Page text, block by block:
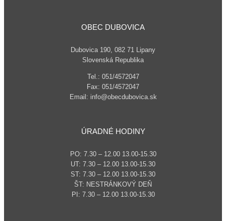
OBEC DUBOVICA
Dubovica 190, 082 71 Lipany
Slovenská Republika
Tel.: 051/4572047
Fax: 051/4572047
Email: info@obecdubovica.sk
ÚRADNÉ HODINY
PO: 7.30 – 12.00 13.00-15.30
UT: 7.30 – 12.00 13.00-15.30
ST: 7.30 – 12.00 13.00-15.30
ŠT: NESTRÁNKOVÝ DEŇ
PI: 7.30 – 12.00 13.00-15.30